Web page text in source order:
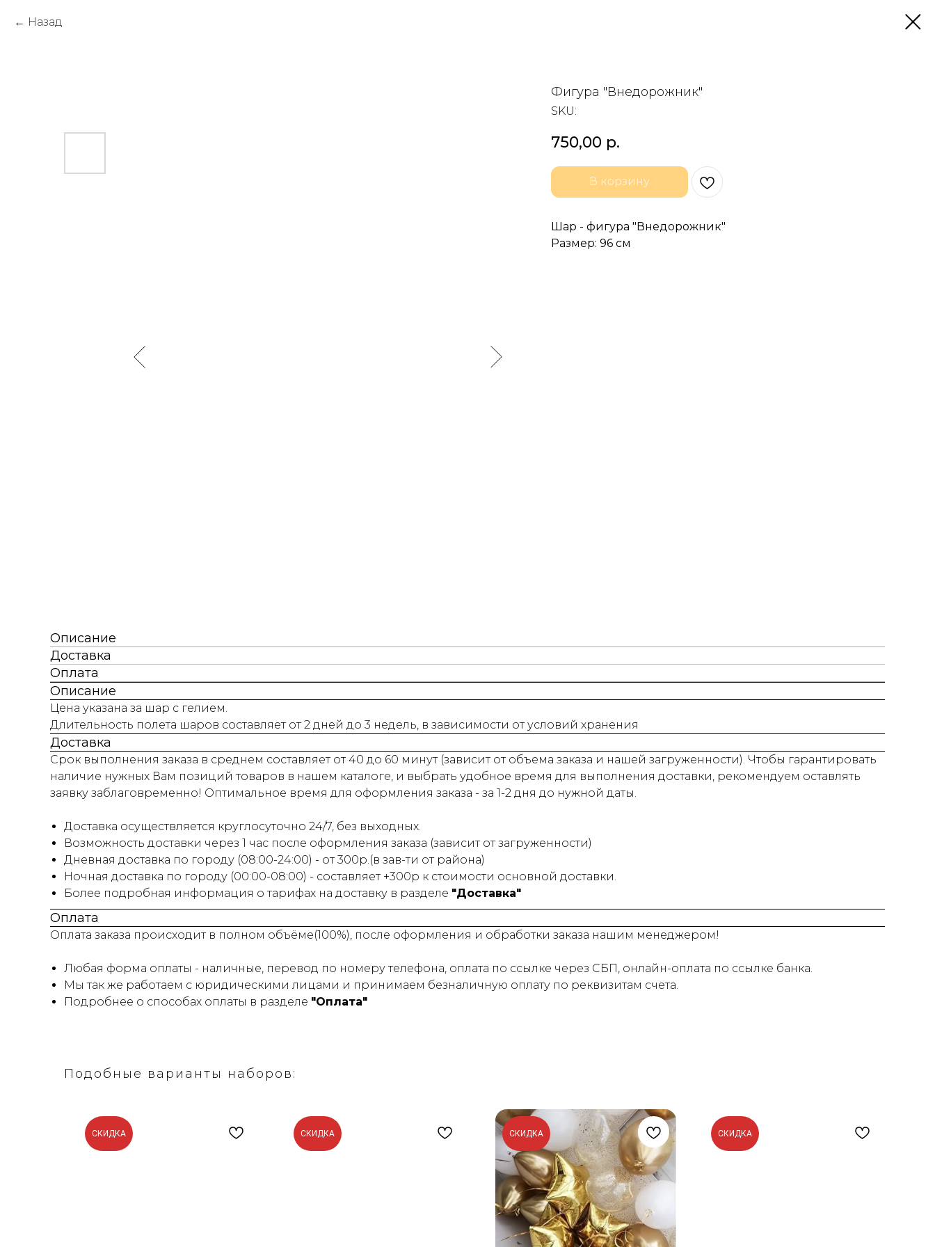
Назад
Фигура "Внедорожник"
SKU:
750,00 р.
В корзину
Шар - фигура "Внедорожник"
Размер: 96 см
Описание
Доставка
Оплата
Описание
Цена указана за шар с гелием.
Длительность полета шаров составляет от 2 дней до 3 недель, в зависимости от условий хранения
Доставка
Срок выполнения заказа в среднем составляет от 40 до 60 минут (зависит от объема заказа и нашей загруженности). Чтобы гарантировать
наличие нужных Вам позиций товаров в нашем каталоге, и выбрать удобное время для выполнения доставки, рекомендуем оставлять
заявку заблаговременно! Оптимальное время для оформления заказа - за 1-2 дня до нужной даты.
Доставка осуществляется круглосуточно 24/7, без выходных.
Возможность доставки через 1 час после оформления заказа (зависит от загруженности)
Дневная доставка по городу (08:00-24:00) - от 300р.(в зав-ти от района)
Ночная доставка по городу (00:00-08:00) - составляет +300р к стоимости основной доставки.
Более подробная информация о тарифах на доставку в разделе "Доставка"
Оплата
Оплата заказа происходит в полном объёме(100%), после оформления и обработки заказа нашим менеджером!
Любая форма оплаты - наличные, перевод по номеру телефона, оплата по ссылке через СБП, онлайн-оплата по ссылке банка.
Мы так же работаем с юридическими лицами и принимаем безналичную оплату по реквизитам счета.
Подробнее о способах оплаты в разделе "Оплата"
Подобные варианты наборов:
СКИДКА СКИДКА СКИДКА СКИДКА